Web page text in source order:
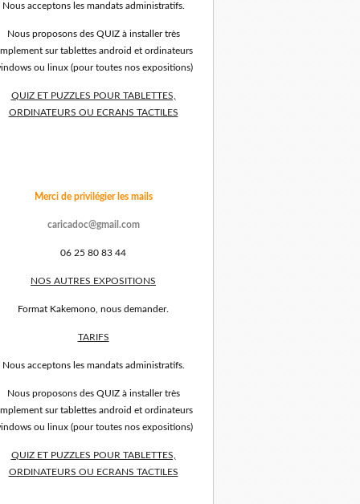
Nous acceptons les mandats administratifs.
Nous proposons des QUIZ à installer très
sur tablettes android et ordinateurs
ou linux (pour toutes nos expositions)
QUIZ ET PUZZLES POUR TABLETTES,
ORDINATEURS OU ECRANS TACTILES
Merci de privilégier les mails
caricadoc@gmail.com
06 25 80 83 44
NOS AUTRES EXPOSITIONS
Format Kakemono, nous demander.
TARIFS
Nous acceptons les mandats administratifs.
Nous proposons des QUIZ à installer très
sur tablettes android et ordinateurs
ou linux (pour toutes nos expositions)
QUIZ ET PUZZLES POUR TABLETTES,
ORDINATEURS OU ECRANS TACTILES